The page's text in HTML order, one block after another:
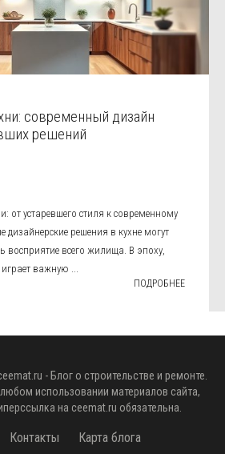
современный дизайн
решений
от устаревшего стиля к современному
дизайнерские решения в кухне могут
восприятие всего жилища. В эпоху,
важную ...
ПОДРОБНЕЕ
- Блог о строительстве и ремонте.
использовании материалов сайта,
на ceemat.ru обязательна.
Контакты Карта блога